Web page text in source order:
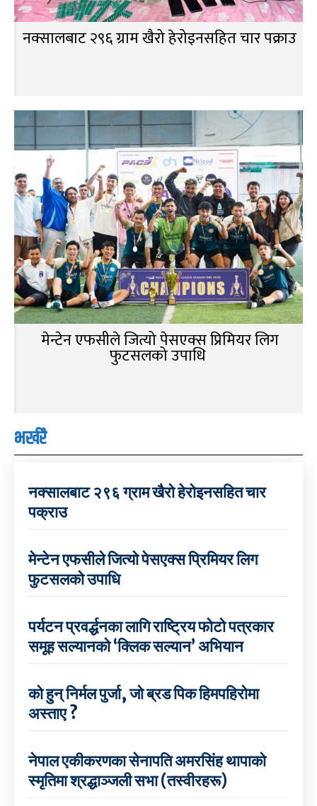
नक्सालबाट २९६ ग्राम खैरो हेरोइनसहित चार पक्राउ
मेन्टेन एफसीले जित्यो पेसएक्स प्रिमियर लिग
फुटसलको उपाधि
भर्खरै
नक्सालबाट २९६ ग्राम खैरो हेरोइनसहित चार
पक्राउ
मेन्टेन एफसीले जित्यो पेसएक्स प्रिमियर लिग
फुटसलको उपाधि
पर्यटन प्रवर्द्धनका लागि राष्ट्रिय फोटो पत्रकार
समूह सल्यानको ‘क्लिक सल्यान’ अभियान
को हुन् निर्मल पुर्जा, जो ब्रड पिक हिमपहिरोमा
अस्ताए ?
नेपाल एकीकरणका सेनापति अमरसिंह थापाको
स्मृतिमा श्रद्धाञ्जली सभा (तस्वीरहरू)